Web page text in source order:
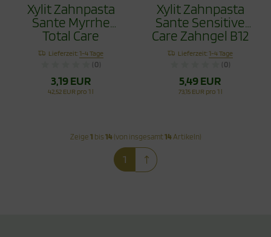
Xylit Zahnpasta
Sante Myrrhe
Total Care
Fluoridfrei 75ml
Lieferzeit:1-4 Tage
(0)
3,19 EUR
42,52 EUR pro 1 l
Xylit Zahnpasta
Sante Sensitive
Care Zahngel B12
75ml ohne Flourid
Lieferzeit:1-4 Tage
(0)
5,49 EUR
73,15 EUR pro 1 l
Zeige 1 bis 14(von insgesamt14Artikeln)
1